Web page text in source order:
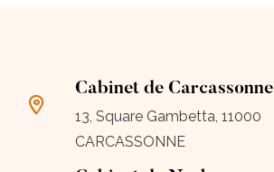
Cabinet de Carcassonne
13, Square Gambetta, 11000
CARCASSONNE